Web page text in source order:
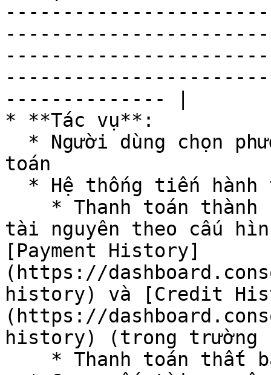
-------------- |
* **Tác vụ**:
toán
tài nguyên theo cấu
[Payment History]
(https://
history) và [Credit
(https://
history) (trong trường